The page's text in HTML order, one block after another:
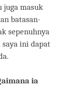
juga masuk
batasan-
sepenuhnya
ini dapat
ia